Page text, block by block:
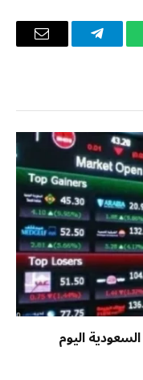
تيلقرام
البريد
اليوم